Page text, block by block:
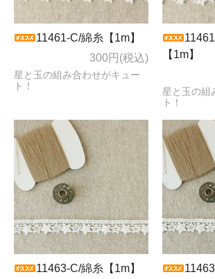
11461-C/綿糸【1m】
300円(税込)
星と玉の組み合わせがキュー
ト！
【1m】
星と玉の組
ト！
11463-C/綿糸【1m】